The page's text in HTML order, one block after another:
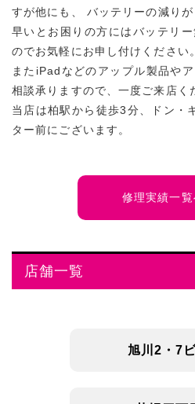
すが他にも、 バッテリーの減りが
早いとお困りの方にはバッテリ
のでお気軽にお申し付けください。
またiPadなどのアップル製品や
相談承りますので、一度ご来店く
当店は柏駅から徒歩3分、ドン・
ター前にございます。
修理実績一覧
店舗一覧
旭川2・7